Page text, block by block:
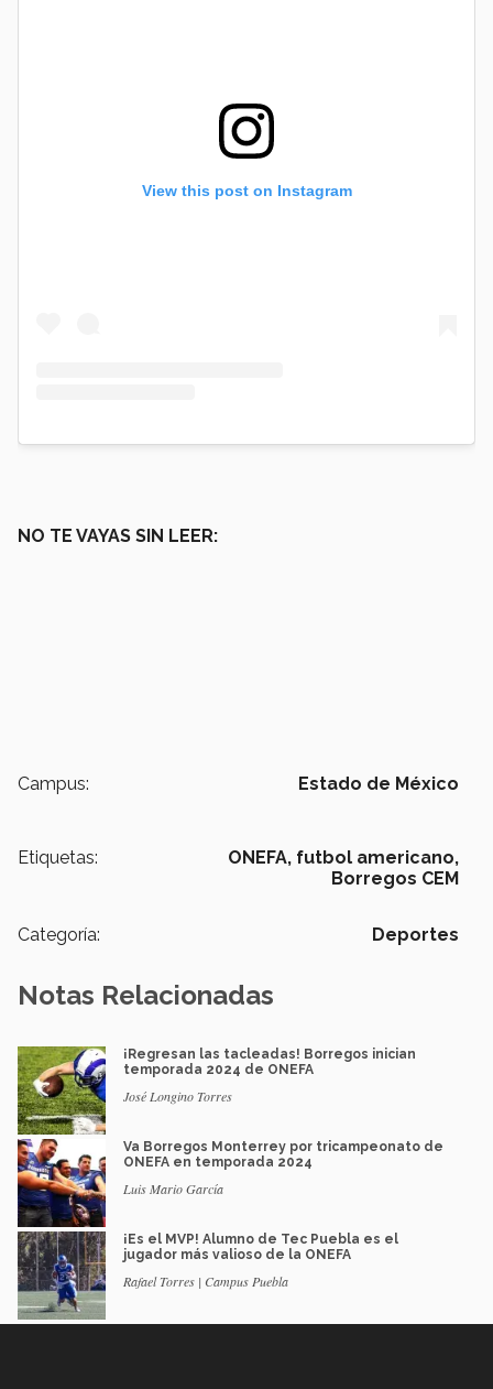
View this post on Instagram
NO TE VAYAS SIN LEER:
Campus: Estado de México
Etiquetas: ONEFA, futbol americano,
Borregos CEM
Categoría: Deportes
Notas Relacionadas
¡Regresan las tacleadas! Borregos inician
temporada 2024 de ONEFA
José Longino Torres
Va Borregos Monterrey por tricampeonato de
ONEFA en temporada 2024
Luis Mario García
¡Es el MVP! Alumno de Tec Puebla es el
jugador más valioso de la ONEFA
Rafael Torres | Campus Puebla